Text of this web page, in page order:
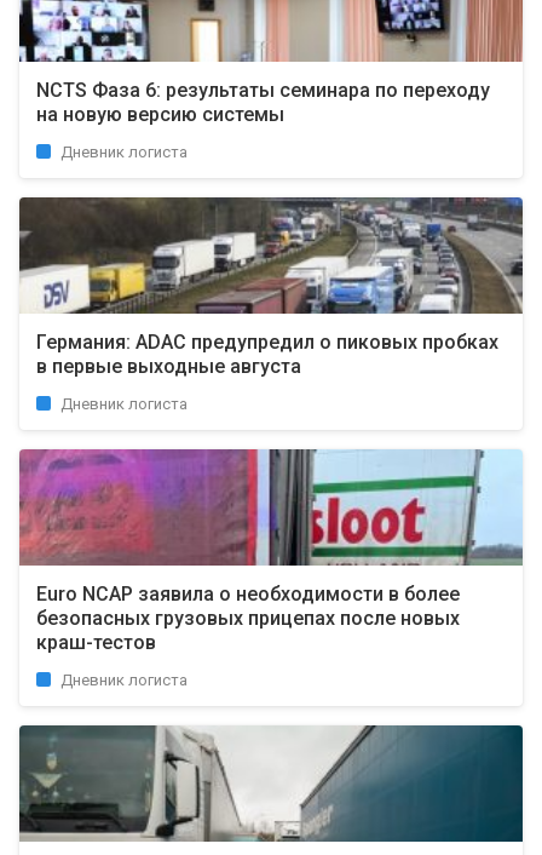
NCTS Фаза 6: результаты семинара по переходу
на новую версию системы
Дневник логиста
Германия: ADAC предупредил о пиковых пробках
в первые выходные августа
Дневник логиста
Euro NCAP заявила о необходимости в более
безопасных грузовых прицепах после новых
краш-тестов
Дневник логиста